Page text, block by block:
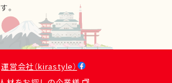
。
運営会社（kirastyle）